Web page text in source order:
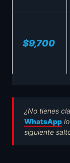
$9,700
¿No tienes
WhatsApp
siguiente